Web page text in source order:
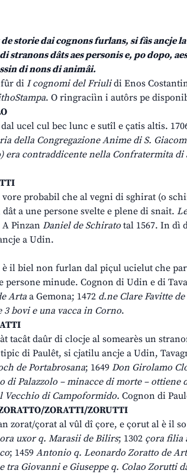
storie dai cognons furlans, si fâs ancje
stranons dâts aes personis e, po dopo,
di nons di animâi.
fûr diI cognomi del Friulidi Enos
. O ringraciìn i autôrs pe
ucel cul bec lunc e sutîl e çatis altis.
della Congregazione Anime di S.
era contraddicente nella Confratermita di
vore probabil che al vegni di sghirat (o
a une persone svelte e plene di snait.
A PinzanDaniel de Schiratotal 1567. In dì
a Udin.
è il biel non furlan dal piçul ucielut che
persone minude. Cognon di Udin e di
Artaa Gemona; 1472 d.ne Clare Favitte
3 bovi e una vacca in Corno.
tacât daûr di clocje al somearès un
di Paulêt, si cjatilu ancje a Udin,
de Portabrosana; 1649 Don Girolamo
di Palazzolo – minacce di morte – ottiene
Vecchio di Campoformido. Cognon di
ZORATTI/ZORUTTI
zorat/çorat al vûl dî çore, e çorut al è il
uxor q. Marasii de Bilirs; 1302 çora filia
; 1459 Antonio q. Leonardo Zoratto de
tra Giovanni e Giuseppe q. Colao Zorutti